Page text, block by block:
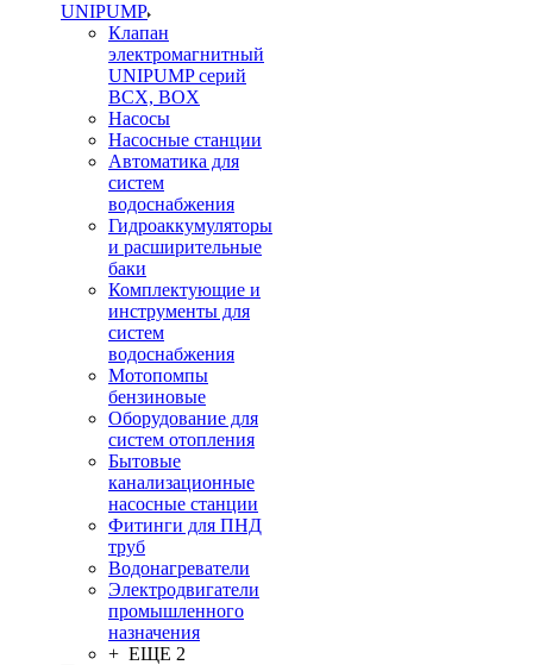
UNIPUMP
Клапан
электромагнитный
UNIPUMP серий
BCX, BOX
Насосы
Насосные станции
Автоматика для
систем
водоснабжения
Гидроаккумуляторы
и расширительные
баки
Комплектующие и
инструменты для
систем
водоснабжения
Мотопомпы
бензиновые
Оборудование для
систем отопления
Бытовые
канализационные
насосные станции
Фитинги для ПНД
труб
Водонагреватели
Электродвигатели
промышленного
назначения
+ ЕЩЕ 2